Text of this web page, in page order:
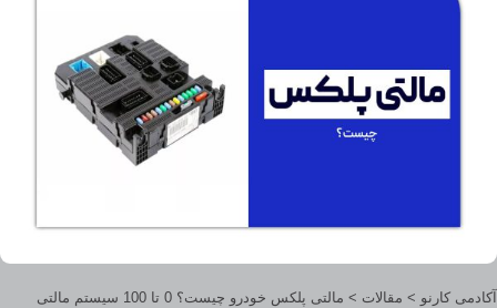
آکادمی کارنو > مقالات >
مالتی پلکس خودرو چیست؟ 0 تا 100 سیستم مالتی